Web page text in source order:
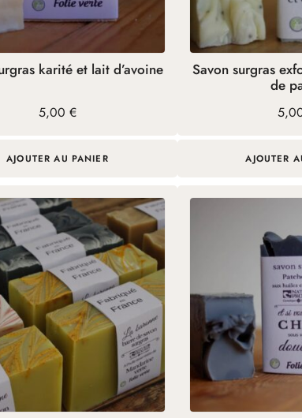
karité et lait d’avoine
5,00 €
AJOUTER AU PANIER
Savon surgras
de
AJOUTER